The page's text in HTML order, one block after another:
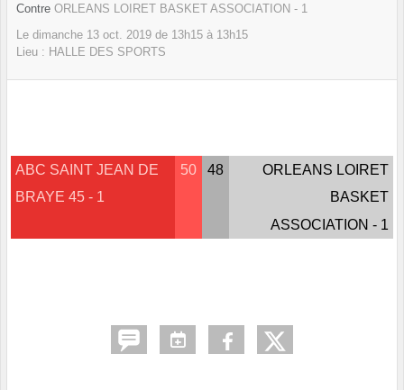
Contre ORLEANS LOIRET BASKET ASSOCIATION - 1
Le dimanche 13 oct. 2019 de 13h15 à 13h15
Lieu : HALLE DES SPORTS
ABC SAINT JEAN DE
BRAYE 45 - 1
50 48
ORLEANS LOIRET
BASKET
ASSOCIATION - 1